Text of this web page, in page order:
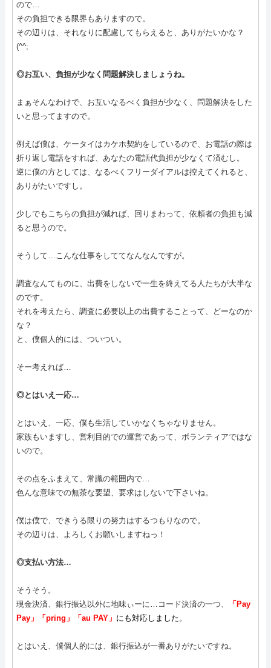
ので…
その負担できる限界もありますので。
その辺りは、それなりに配慮してもらえると、ありがたいかな？
(^^;
◎お互い、負担が少なく問題解決しましょうね。
まぁそんなわけで、お互いなるべく負担が少なく、問題解決をした
いと思ってますので。
例えば僕は、ケータイはカケホ契約をしているので、お電話の際は
折り返し電話をすれば、あなたの電話代負担が少なくて済むし。
逆に僕の方としては、なるべくフリーダイアルは控えてくれると、
ありがたいですし。
少しでもこちらの負担が減れば、回りまわって、依頼者の負担も減
ると思うので。
そうして…こんな仕事をしててなんなんですが。
調査なんてものに、出費をしないで一生を終えてる人たちが大半な
のです。
それを考えたら、調査に必要以上の出費することって、どーなのか
な？
と、僕個人的には、ついつい。
そー考えれば…
◎とはいえ一応…
とはいえ、一応、僕も生活していかなくちゃなりません。
家族もいますし、営利目的での運営であって、ボランティアではな
いので。
その点をふまえて、常識の範囲内で…
色んな意味での無茶な要望、要求はしないで下さいね。
僕は僕で、できうる限りの努力はするつもりなので。
その辺りは、よろしくお願いしますねっ！
◎支払い方法…
そうそう。
現金決済、銀行振込以外に地味ぃーに…コード決済の一つ、
「Pay
Pay」「pring」「au PAY」 にも対応しました 。
とはいえ、僕個人的には、銀行振込が一番ありがたいですね。